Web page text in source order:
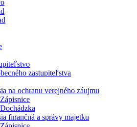
zastupiteľstva
na ochranu verejného záujmu
Zápisnice
Dochádzka
finančná a správy majetku